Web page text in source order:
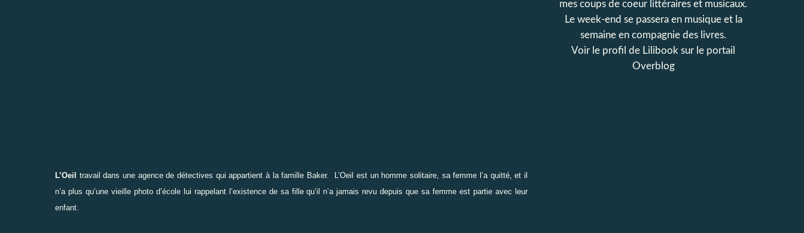
L’Oeil
travail dans une agence de détectives qui appartient à la famille Baker. L’Oeil est un homme solitaire, sa femme l’a quitté, et il
n’a plus qu’une vieille photo d’école lui rappelant l’existence de sa fille qu’il n’a jamais revu depuis que sa femme est partie avec leur
enfant.
mes coups de coeur littéraires et musicaux.
Le week-end se passera en musique et la
semaine en compagnie des livres.
Voir le profil de Lilibook sur le portail
Overblog